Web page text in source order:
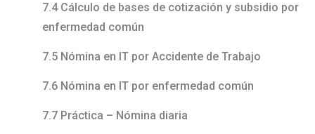
7.4 Cálculo de bases de cotización y subsidio por
enfermedad común
7.5 Nómina en IT por Accidente de Trabajo
7.6 Nómina en IT por enfermedad común
7.7 Práctica – Nómina diaria